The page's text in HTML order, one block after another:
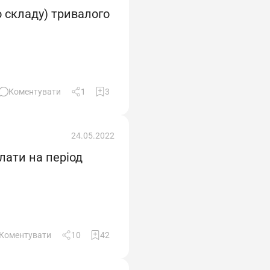
та різних допоміжних пристроїв, що
без вимог до стажу роботи або одержання
роботи за професією рубача дроту 2-го
тривалого
Коментувати 1 3
24.05.2022
на період
Коментувати 10 42